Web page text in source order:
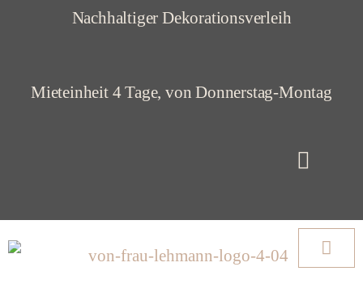
Nachhaltiger Dekorationsverleih
Mieteinheit 4 Tage, von Donnerstag-Montag